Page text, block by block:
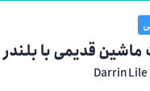
قدیمی با بلندر 3